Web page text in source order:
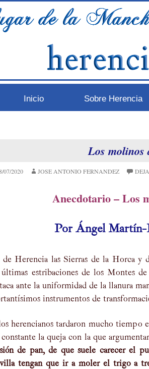
Inicio Sobre Herencia
Los molinos
07/2020 JOSE ANTONIO FERNANDEZ
Anecdotario – Los
Por Ángel Martín-
Herencia las Sierras de la Horca y
últimas estribaciones de los Montes
ante la uniformidad de la llanura
instrumentos de
herencianos tardaron mucho tiempo
la queja con la que
de pan, de que suele carecer el
tengan que ir a moler el trigo a